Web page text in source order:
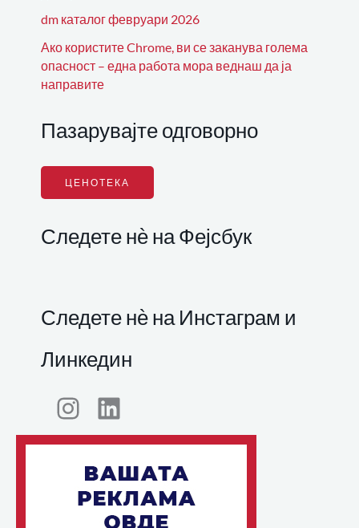
dm каталог февруари 2026
Ако користите Chrome, ви се заканува голема
опасност – една работа мора веднаш да ја
направите
Пазарувајте одговорно
ЦЕНОТЕКА
Следете нѐ на Фејсбук
Следете нѐ на Инстаграм и
Линкедин